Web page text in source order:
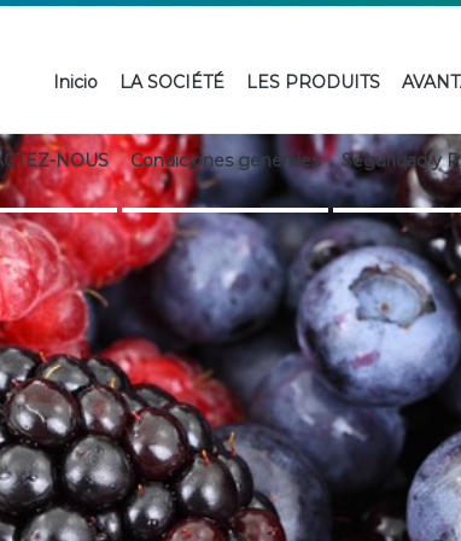
Inicio LA SOCIÉTÉ LES PRODUITS
NOUS Condiciones generales Seguridad y